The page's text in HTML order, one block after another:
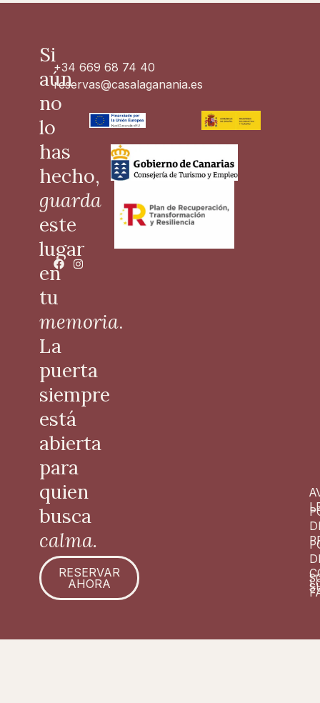
Si
aún
no
lo
has
hecho,
guarda
este
lugar
en
tu
memoria.
La
puerta
siempre
está
abierta
para
quien
busca
calma.
RESERVAR
AHORA
+34 669 68 74 40
reservas@casalaganania.es